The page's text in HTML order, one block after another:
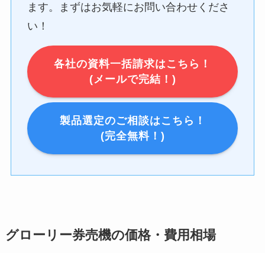
ます。まずはお気軽にお問い合わせくださ
い！
各社の資料一括請求はこちら！
(メールで完結！)
製品選定のご相談はこちら！
(完全無料！)
グローリー券売機の価格・費用相場